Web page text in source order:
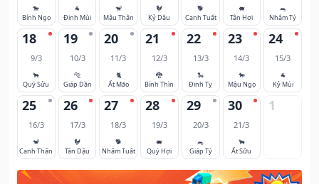
🐎
Bính Ngọ
🐐
Đinh Mùi
🐒
Mậu Thân
🐓
Kỷ Dậu
🐕
Canh Tuất
🐖
Tân Hợi
🐀
Nhâm Tý
18
9/3
🐂
Quý Sửu
19
10/3
🐅
Giáp Dần
20
11/3
🐈
Ất Mão
21
12/3
🐉
Bính Thìn
22
13/3
🐍
Đinh Tỵ
23
14/3
🐎
Mậu Ngọ
24
15/3
🐐
Kỷ Mùi
25
16/3
🐒
Canh Thân
26
17/3
🐓
Tân Dậu
27
18/3
🐕
Nhâm Tuất
28
19/3
🐖
Quý Hợi
29
20/3
🐀
Giáp Tý
30
21/3
🐂
Ất Sửu
1